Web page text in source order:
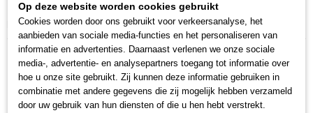
Home >Snoeien en Zagen> Kettingzagen>Husqvarna
kettingzagen>Husqvarna 365
Op deze website worden cookies gebruikt
Cookies worden door ons gebruikt voor verkeersanalyse, het
aanbieden van sociale media-functies en het personaliseren van
informatie en advertenties. Daarnaast verlenen we onze sociale
media-, advertentie- en analysepartners toegang tot informatie over
hoe u onze site gebruikt. Zij kunnen deze informatie gebruiken in
combinatie met andere gegevens die zij mogelijk hebben verzameld
door uw gebruik van hun diensten of die u hen hebt verstrekt.